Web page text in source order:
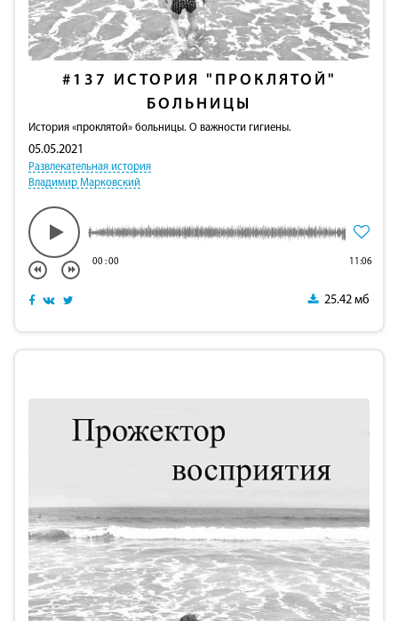
#137
ИСТОРИЯ "ПРОКЛЯТОЙ"
БОЛЬНИЦЫ
История «проклятой» больницы. О важности гигиены.
05.05.2021
Развлекательная история
Владимир Марковский
00:00 11:06
25.42 мб